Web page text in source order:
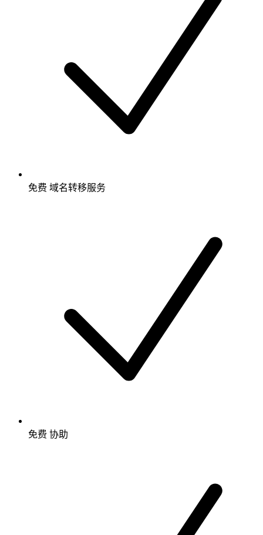
免费 域名转移服务
免费 协助